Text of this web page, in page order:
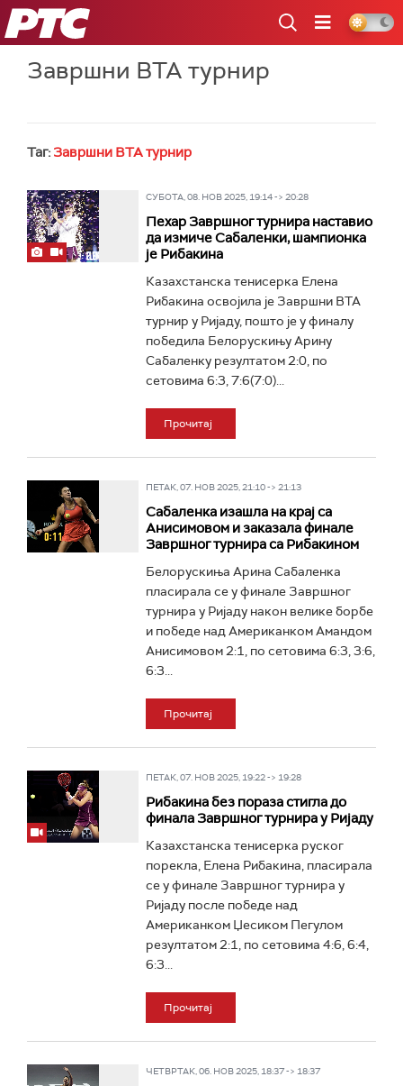
РТС
Завршни ВТА турнир
Таг: Завршни ВТА турнир
СУБОТА, 08. НОВ 2025, 19:14 -> 20:28
Пехар Завршног турнира наставио
да измиче Сабаленки, шампионка
је Рибакина
Казахстанска тенисерка Елена
Рибакина освојила је Завршни ВТА
турнир у Ријаду, пошто је у финалу
победила Белорускињу Арину
Сабаленку резултатом 2:0, по
сетовима 6:3, 7:6(7:0)...
Прочитај
ПЕТАК, 07. НОВ 2025, 21:10 -> 21:13
Сабаленка изашла на крај са
Анисимовом и заказала финале
Завршног турнира са Рибакином
Белорускиња Арина Сабаленка
пласирала се у финале Завршног
турнира у Ријаду након велике борбе
и победе над Американком Амандом
Анисимовом 2:1, по сетовима 6:3, 3:6,
6:3...
Прочитај
ПЕТАК, 07. НОВ 2025, 19:22 -> 19:28
Рибакина без пораза стигла до
финала Завршног турнира у Ријаду
Казахстанска тенисерка руског
порекла, Елена Рибакина, пласирала
се у финале Завршног турнира у
Ријаду после победе над
Американком Џесиком Пегулом
резултатом 2:1, по сетовима 4:6, 6:4,
6:3...
Прочитај
ЧЕТВРТАК, 06. НОВ 2025, 18:37 -> 18:37